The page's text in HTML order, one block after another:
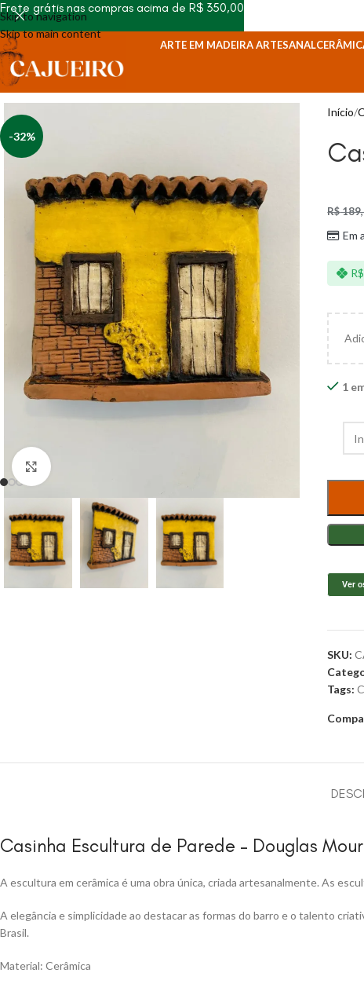
Skip to navigation
Skip to main content
ARTE EM MADEIRA ARTESANAL
-32%
Início
R$
Em
R$
1
Ver
SKU:
Tags:
Casinha Escultura de Parede – Douglas
A escultura em cerâmica é uma obra única, criada artesanalmente. As
A elegância e simplicidade ao destacar as formas do barro e o talento
Brasil.
Material: Cerâmica
Frete grátis nas compras acima de R$ 350,00